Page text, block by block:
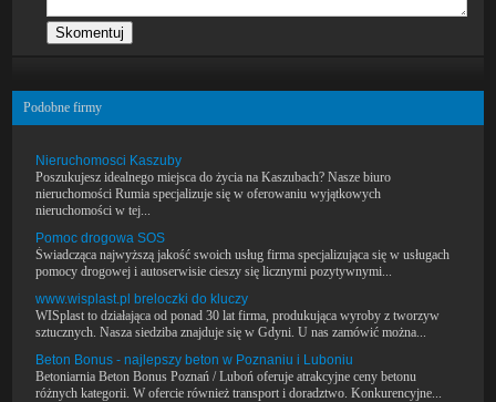
Podobne firmy
Nieruchomosci Kaszuby
Poszukujesz idealnego miejsca do życia na Kaszubach? Nasze biuro
nieruchomości Rumia specjalizuje się w oferowaniu wyjątkowych
nieruchomości w tej...
Pomoc drogowa SOS
Świadcząca najwyższą jakość swoich usług firma specjalizująca się w usługach
pomocy drogowej i autoserwisie cieszy się licznymi pozytywnymi...
www.wisplast.pl breloczki do kluczy
WISplast to działająca od ponad 30 lat firma, produkująca wyroby z tworzyw
sztucznych. Nasza siedziba znajduje się w Gdyni. U nas zamówić można...
Beton Bonus - najlepszy beton w Poznaniu i Luboniu
Betoniarnia Beton Bonus Poznań / Luboń oferuje atrakcyjne ceny betonu
różnych kategorii. W ofercie również transport i doradztwo. Konkurencyjne...